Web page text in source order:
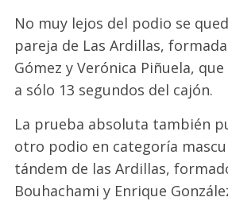
No muy lejos del podio se
pareja de Las Ardillas,
Gómez y Verónica Piñuela,
a sólo 13 segundos del cajón.
La prueba absoluta también
otro podio en categoría
tándem de las Ardillas,
Bouhachami y Enrique